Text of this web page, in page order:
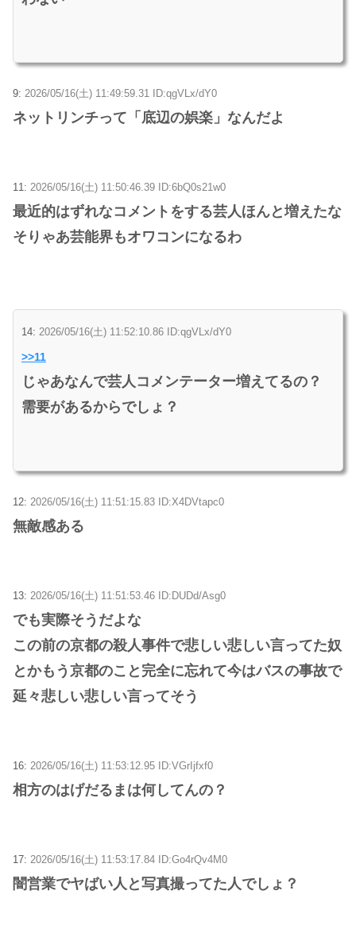
9: 2026/05/16(土) 11:49:59.31 ID:qgVLx/dY0
ネットリンチって「底辺の娯楽」なんだよ
11: 2026/05/16(土) 11:50:46.39 ID:6bQ0s21w0
最近的はずれなコメントをする芸人ほんと増えたな
そりゃあ芸能界もオワコンになるわ
14: 2026/05/16(土) 11:52:10.86 ID:qgVLx/dY0
>>11
じゃあなんで芸人コメンテーター増えてるの？
需要があるからでしょ？
12: 2026/05/16(土) 11:51:15.83 ID:X4DVtapc0
無敵感ある
13: 2026/05/16(土) 11:51:53.46 ID:DUDd/Asg0
でも実際そうだよな
この前の京都の殺人事件で悲しい悲しい言ってた奴
とかもう京都のこと完全に忘れて今はバスの事故で
延々悲しい悲しい言ってそう
16: 2026/05/16(土) 11:53:12.95 ID:VGrIjfxf0
相方のはげだるまは何してんの？
17: 2026/05/16(土) 11:53:17.84 ID:Go4rQv4M0
闇営業でヤばい人と写真撮ってた人でしょ？